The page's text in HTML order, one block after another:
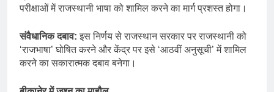
परीक्षाओं में राजस्थानी भाषा को शामिल करने का मार्ग प्रशस्त होगा।
संवैधानिक दबाव: इस निर्णय से राजस्थान सरकार पर राजस्थानी को
‘राजभाषा’ घोषित करने और केंद्र पर इसे ‘आठवीं अनुसूची’ में शामिल
करने का सकारात्मक दबाव बनेगा।